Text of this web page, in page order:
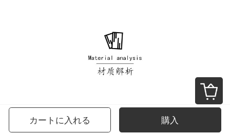
カートに入れる 購入